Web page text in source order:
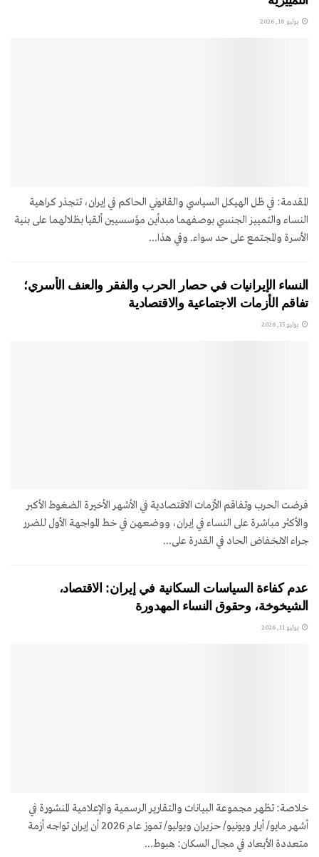
يوليو 18, 2026
المقدمة: في ظل الهيكل السياسي والقانوني الحاكم في إيران، تتجذر كراهية
النساء والتمييز الجنسي بوصفهما مبدأين مؤسسيين ألقيا بظلالهما على بنية
الأسرة والمجتمع على حد سواء. وفي هذا...
النساء الإيرانيات في حصار الحرب والفقر والعنف الأسري؛
تفاقم الأزمات الاجتماعية والاقتصادية
يوليو 15, 2026
فرضت الحرب وتفاقم الأزمات الاقتصادية في الأشهر الأخيرة الضغوط الأكبر
والأكثر مباشرة على النساء في إيران، ووضعهن في خط المواجهة الأول للضرر
جراء الانخفاض الحاد في القدرة على...
عدم كفاءة السياسات السكانية في إيران: الاقتصاد،
الشيخوخة، وحقوق النساء المهدورة
يوليو 11, 2026
خلاصة: تظهر مجموعة البيانات والتقارير الرسمية والإعلامية المنشورة في
أشهر مايو/ أيار ويونيو/ حزيران ويوليو/ تموز عام 2026 أن إيران تواجه أزمة
متعددة الأبعاد في مجال السكان: هبوط...